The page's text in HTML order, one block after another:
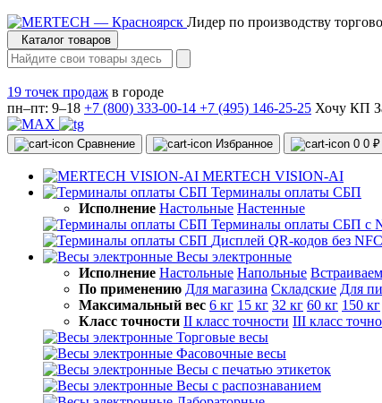
Лидер по производству
Каталог товаров
19 точек продаж в городе
пн–пт: 9–18 +7 (800) 333-00-14 +7 (495) 146-25-25 Хочу КП
Сравнение Избранное 0 0 ₽
MERTECH VISION-AI
Терминалы оплаты СБП
Исполнение Настольные Настенные
Терминалы оплаты СБП с
Дисплей QR-кодов без NFC
Весы электронные
Исполнение Настольные Напольные
По применению Для магазина Складские Для
Максимальный вес 6 кг 15 кг 32 кг 60 кг 150 кг
Класс точности II класс точности III класс
Торговые весы
Фасовочные весы
Весы с печатью этикеток
Весы с распознаванием